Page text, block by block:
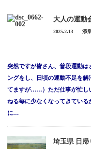
大人の運動
2025.2.13 添
突然ですが皆さん、普段運動
ングをし、日頃の運動不足を
てますが……）ただ仕事が忙し
ねる毎に少なくなってきてい
に…
埼玉県 日帰
添乗員から
旅行業務取扱料金について
会社概要
サイトマップ